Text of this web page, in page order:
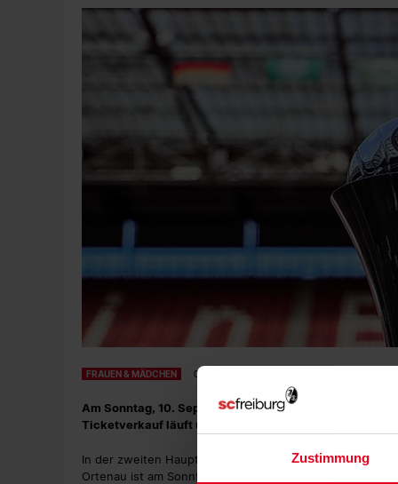
Zustimmung
FRAUEN & MÄDCHEN 04.09.2023
Am Sonntag, 10. September, trifft der Sport-Club in der
Ticketverkauf läuft über die Gastgeberinnen. Alle Infos
In der zweiten Hauptrunde des DFB-Pokals der Frauen
Ortenau ist am Sonntagmittag, 10. September, um 14 Uhr.